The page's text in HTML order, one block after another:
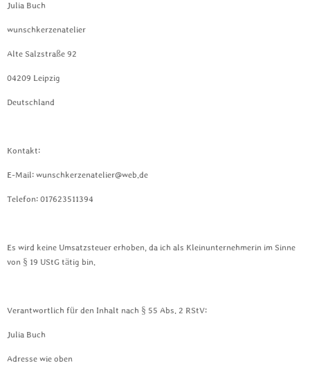
Julia Buch
wunschkerzenatelier
Alte Salzstraße 92
04209 Leipzig
Deutschland
Kontakt:
E-Mail: wunschkerzenatelier@web.de
Telefon: 017623511394
Es wird keine Umsatzsteuer erhoben, da ich als Kleinunternehmerin im Sinne
von § 19 UStG tätig bin.
Verantwortlich für den Inhalt nach § 55 Abs. 2 RStV:
Julia Buch
Adresse wie oben